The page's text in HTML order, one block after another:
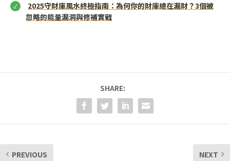
2025守財庫風水終極指南：為何你的財庫總在漏財？3個被
忽略的能量漏洞與修補實戰
SHARE:
PREVIOUS NEXT